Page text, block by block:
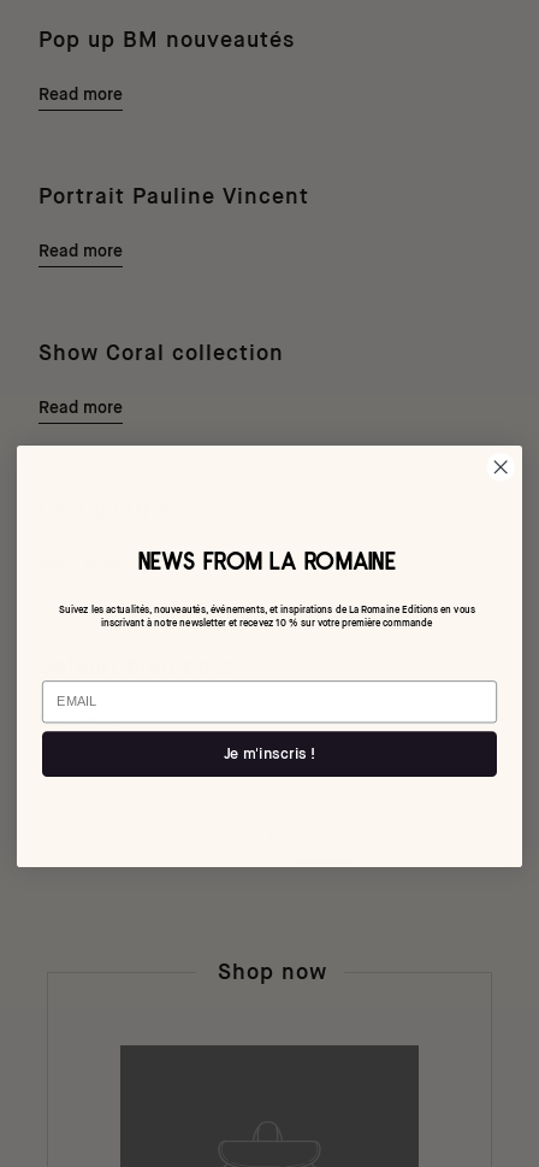
Pop up BM nouveautés
Read more
Portrait Pauline Vincent
Read more
Show Coral collection
Read more
Read more
Shop now
NEWS FROM LA ROMAINE
Suivez les actualités, nouveautés, événements, et inspirations de La Romaine Editions en vous
inscrivant à notre newsletter et recevez 10 % sur votre première commande
Email
Je m'inscris !